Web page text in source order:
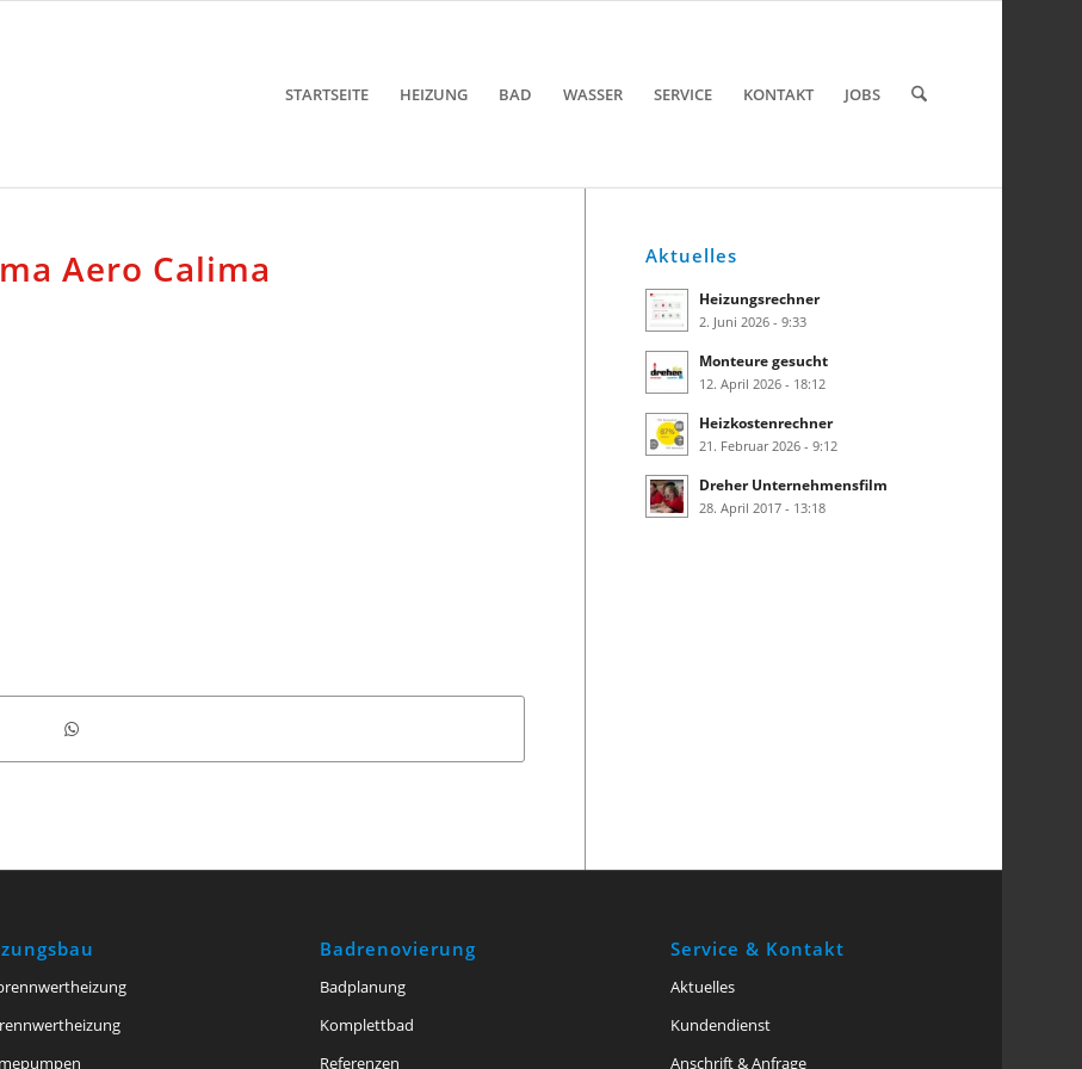
STARTSEITE HEIZUNG BAD WASSER SERVICE KONTAKT JOBS
Aero Calima Aktuelles
Heizungsrechner
2. Juni 2026 - 9:33
Monteure gesucht
12. April 2026 - 18:12
Heizkostenrechner
21. Februar 2026 - 9:12
Dreher Unternehmensfilm
28. April 2017 - 13:18
Badrenovierung
Badplanung
Komplettbad
Referenzen
Service & Kontakt
Aktuelles
Kundendienst
Anschrift & Anfrage